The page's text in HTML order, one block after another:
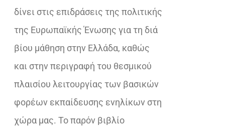
δίνει στις επιδράσεις της πολιτικής
της Ευρωπαϊκής Ένωσης για τη διά
βίου μάθηση στην Ελλάδα, καθώς
και στην περιγραφή του θεσμικού
πλαισίου λειτουργίας των βασικών
φορέων εκπαίδευσης ενηλίκων στη
χώρα μας. Το παρόν βιβλίο